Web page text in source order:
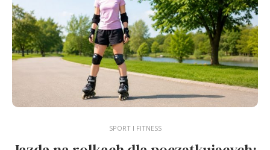
SPORT I FITNESS